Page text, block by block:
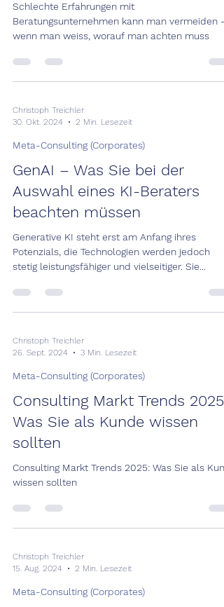
Schlechte Erfahrungen mit
Beratungsunternehmen kann man vermeiden -
wenn man weiss, worauf man achten muss
Christoph Treichler
30. Okt. 2024
2 Min. Lesezeit
Meta-Consulting (Corporates)
GenAI – Was Sie bei der
Auswahl eines KI-Beraters
beachten müssen
Generative KI steht erst am Anfang ihres
Potenzials, die Technologien werden jedoch
stetig leistungsfähiger und vielseitiger. Sie...
Christoph Treichler
26. Sept. 2024
3 Min. Lesezeit
Meta-Consulting (Corporates)
Consulting Markt Trends 2025:
Was Sie als Kunde wissen
sollten
Consulting Markt Trends 2025: Was Sie als
wissen sollten
Christoph Treichler
15. Aug. 2024
2 Min. Lesezeit
Meta-Consulting (Corporates)